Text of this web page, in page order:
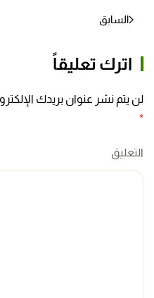
السابق
اترك تعليقاً
لن يتم نشر عنوان بريدك
*
التعليق